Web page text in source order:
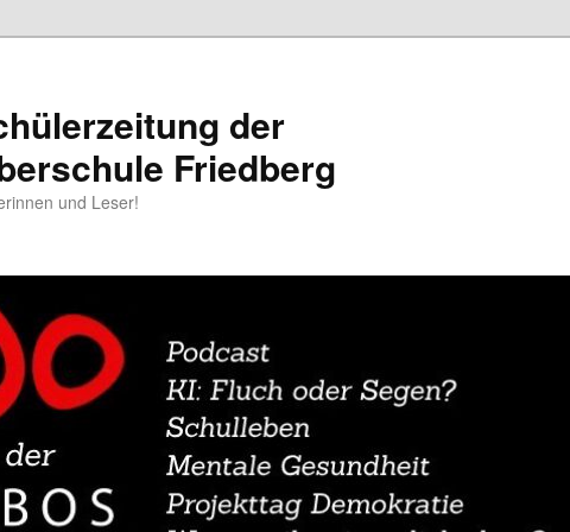
der
Friedberg
und Leser!